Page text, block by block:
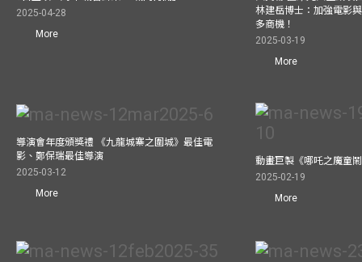
2025-04-28
More
林建岳博士：加強電影
多商機！
2025-03-19
More
導演會年度頒獎禮 《九龍城寨之圍城》最佳電
影、鄭保瑞最佳導演
2025-03-12
More
動畫巨製《哪吒之魔童
2025-02-19
More